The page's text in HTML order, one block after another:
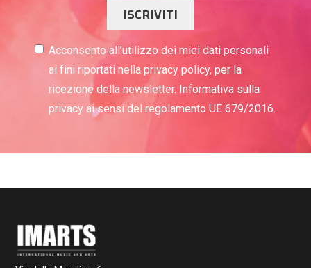
ISCRIVITI
Acconsento all’utilizzo dei miei dati personali
ai fini riportati nella privacy policy, per la
ricezione della newsletter. Informativa sulla
privacy ai sensi del regolamento UE 679/2016.